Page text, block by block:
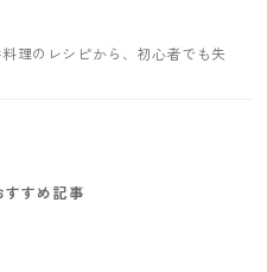
理のレシピから、初心者でも失
すすめ記事